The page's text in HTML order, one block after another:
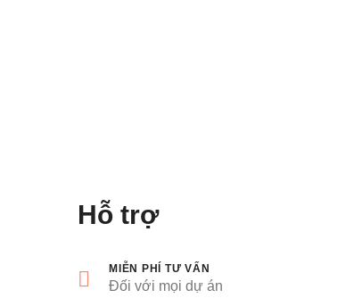
Hỗ trợ
MIỄN PHÍ TƯ VẤN
Đối với mọi dự án